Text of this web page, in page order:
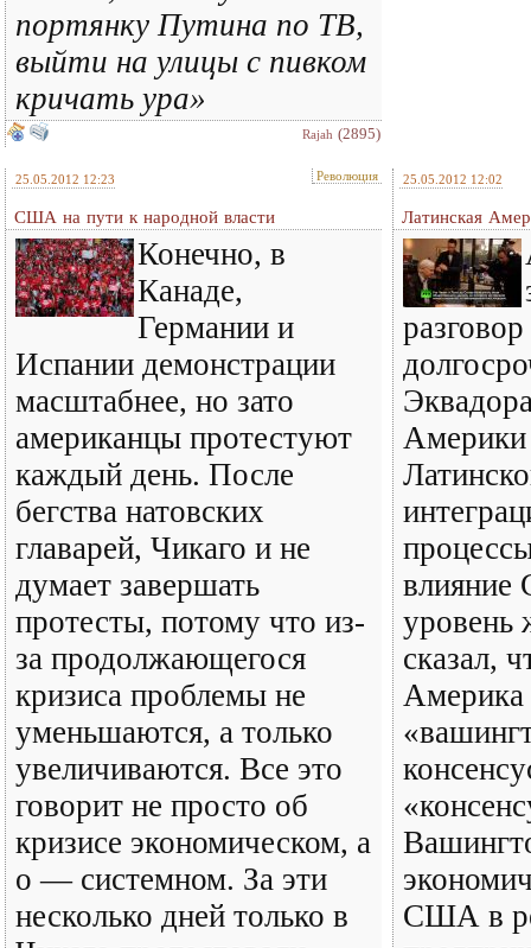
портянку Путина по ТВ,
выйти на улицы с пивком
кричать ура»
Rajah (2895)
25.05.2012 12:23 Революция
США на пути к народной власти
Конечно, в
Канаде,
Германии и
Испании демонстрации
масштабнее, но зато
американцы протестуют
каждый день. После
бегства натовских
главарей, Чикаго и не
думает завершать
протесты, потому что из-
за продолжающегося
кризиса проблемы не
уменьшаются, а только
увеличиваются. Все это
говорит не просто об
кризисе экономическом, а
о — системном. За эти
несколько дней только в
25.05.2012 12:02
Латинская
уровень
сказал,
Америка
США в